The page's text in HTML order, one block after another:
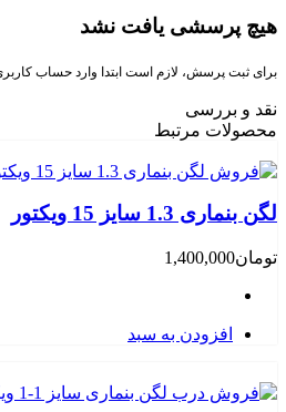
هیچ پرسشی یافت نشد
برای ثبت پرسش، لازم است ابتدا وارد حساب
نقد و بررسی
محصولات مرتبط
لگن بنماری 1.3 سایز 15 ویکتور
تومان1,400,000
افزودن به سبد